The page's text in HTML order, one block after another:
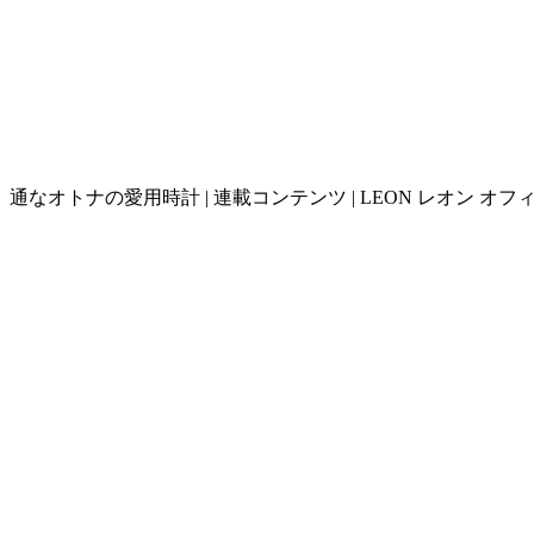
通なオトナの愛用時計 | 連載コンテンツ | LEON レオン オフ